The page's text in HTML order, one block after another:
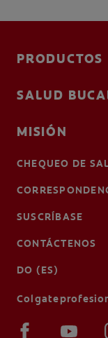
PRODUCTOS
SALUD
MISIÓN
CHEQUEO DE
SUSCRÍBASE
CONTÁCTENOS
DO (ES)